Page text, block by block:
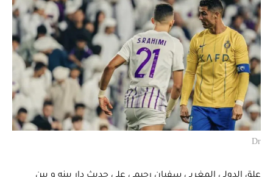
Dr
علق الدولي المغربي سفيان رحيمي على حديث دار بينه و بين